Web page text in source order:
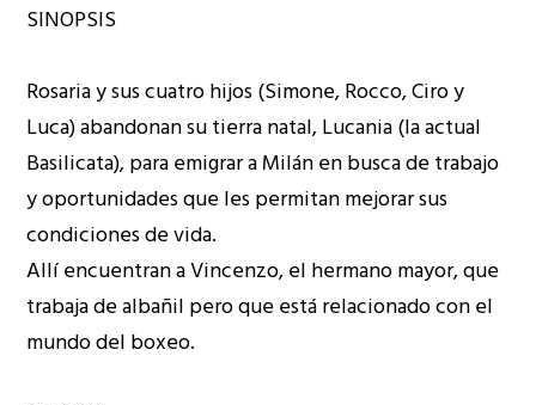
SINOPSIS
Rosaria y sus cuatro hijos (Simone, Rocco, Ciro y
Luca) abandonan su tierra natal, Lucania (la actual
Basilicata), para emigrar a Milán en busca de trabajo
y oportunidades que les permitan mejorar sus
condiciones de vida.
Allí encuentran a Vincenzo, el hermano mayor, que
trabaja de albañil pero que está relacionado con el
mundo del boxeo.